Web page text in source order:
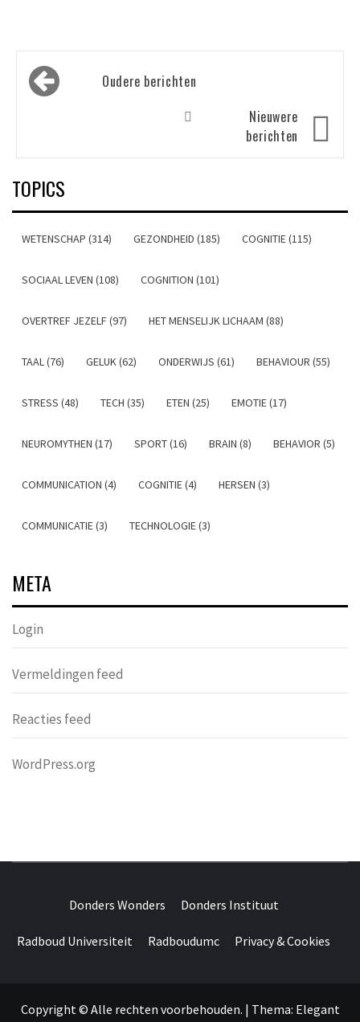
Berichtennavigatie
Oudere berichten
Nieuwere
berichten
TOPICS
WETENSCHAP (314) GEZONDHEID (185) COGNITIE (115)
SOCIAAL LEVEN (108) COGNITION (101)
OVERTREF JEZELF (97) HET MENSELIJK LICHAAM (88)
TAAL (76) GELUK (62) ONDERWIJS (61) BEHAVIOUR (55)
STRESS (48) TECH (35) ETEN (25) EMOTIE (17)
NEUROMYTHEN (17) SPORT (16) BRAIN (8) BEHAVIOR (5)
COMMUNICATION (4) COGNITIE (4) HERSEN (3)
COMMUNICATIE (3) TECHNOLOGIE (3)
META
Login
Vermeldingen feed
Reacties feed
WordPress.org
WONDERS
Donders Wonders Donders Instituut
Radboud Universiteit Radboudumc Privacy & Cookies
Copyright © Alle rechten voorbehouden. | Thema: Elegant